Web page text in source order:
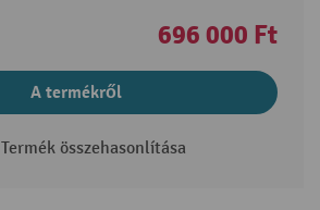
696 000 Ft
A termékről
Termék összehasonlítása